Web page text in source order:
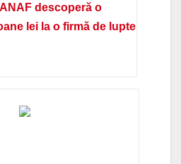
descoperă o
lei la o firmă de lupte